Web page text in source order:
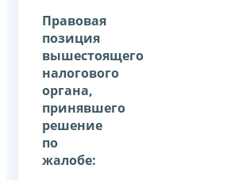
Правовая
позиция
вышестоящего
налогового
органа,
принявшего
решение
по
жалобе: